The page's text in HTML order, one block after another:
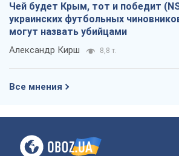
Чей будет Крым, тот и победит
украинских футбольных
могут назвать убийцами
Александр Кирш 8,8 т.
Все мнения